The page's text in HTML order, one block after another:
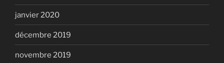
janvier 2020
décembre 2019
novembre 2019